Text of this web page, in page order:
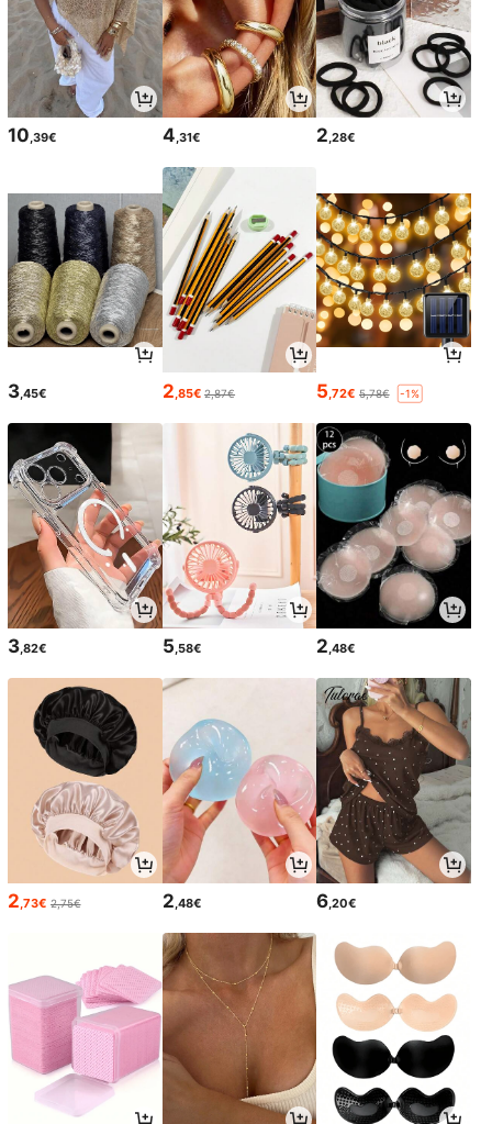
10,39€ 4,31€ 2,28€
3 ,45€ 2 ,85€ 2,87€ 5 ,72€ 5,78€ -1%
3 ,82€ 5 ,58€ 2 ,48€
2,73€ 2,75€ 2,48€ 6,20€